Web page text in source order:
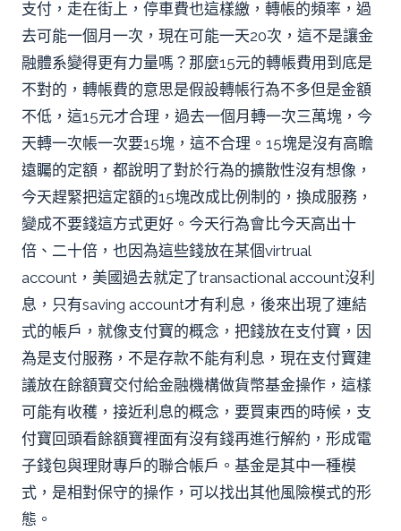
支付，走在街上，停車費也這樣繳，轉帳的頻率，過
去可能一個月一次，現在可能一天20次，這不是讓金
融體系變得更有力量嗎？那麼15元的轉帳費用到底是
不對的，轉帳費的意思是假設轉帳行為不多但是金額
不低，這15元才合理，過去一個月轉一次三萬塊，今
天轉一次帳一次要15塊，這不合理。15塊是沒有高瞻
遠矚的定額，都說明了對於行為的擴散性沒有想像，
今天趕緊把這定額的15塊改成比例制的，換成服務，
變成不要錢這方式更好。今天行為會比今天高出十
倍、二十倍，也因為這些錢放在某個virtrual
account，美國過去就定了transactional account沒利
息，只有saving account才有利息，後來出現了連結
式的帳戶，就像支付寶的概念，把錢放在支付寶，因
為是支付服務，不是存款不能有利息，現在支付寶建
議放在餘額寶交付給金融機構做貨幣基金操作，這樣
可能有收穫，接近利息的概念，要買東西的時候，支
付寶回頭看餘額寶裡面有沒有錢再進行解約，形成電
子錢包與理財專戶的聯合帳戶。基金是其中一種模
式，是相對保守的操作，可以找出其他風險模式的形
態。